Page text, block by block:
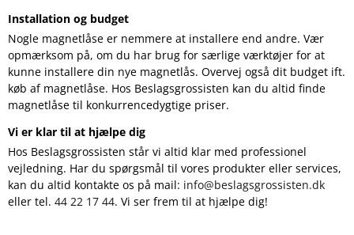
Installation og budget
Nogle magnetlåse er nemmere at installere end andre. Vær
opmærksom på, om du har brug for særlige værktøjer for at
kunne installere din nye magnetlås. Overvej også dit budget ift.
køb af magnetlåse. Hos Beslagsgrossisten kan du altid finde
magnetlåse til konkurrencedygtige priser.
Vi er klar til at hjælpe dig
Hos Beslagsgrossisten står vi altid klar med professionel
vejledning. Har du spørgsmål til vores produkter eller services,
kan du altid kontakte os på mail: info@beslagsgrossisten.dk
eller tel. 44 22 17 44. Vi ser frem til at hjælpe dig!